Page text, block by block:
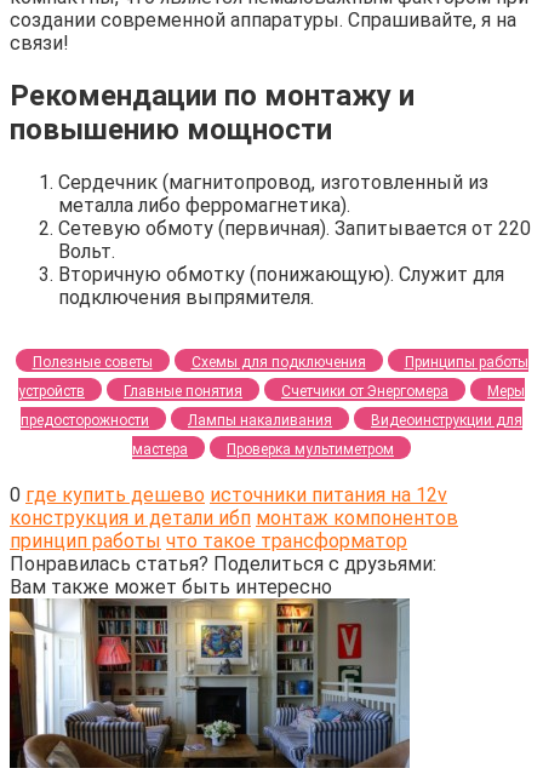
создании современной аппаратуры. Спрашивайте, я на
связи!
Рекомендации по монтажу и
повышению мощности
Сердечник (магнитопровод, изготовленный из
металла либо ферромагнетика).
Сетевую обмоту (первичная). Запитывается от 220
Вольт.
Вторичную обмотку (понижающую). Служит для
подключения выпрямителя.
Полезные советы Схемы для подключения
Принципы работы
устройств
Главные понятия Счетчики от Энергомера
Меры
предосторожности
Лампы накаливания
Видеоинструкции для
мастера
Проверка мультиметром
0 где купить дешево источники питания на 12v
конструкция и детали ибп монтаж компонентов
принцип работы что такое трансформатор
Понравилась статья? Поделиться с друзьями:
Вам также может быть интересно